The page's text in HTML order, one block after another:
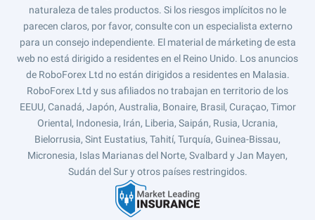
naturaleza de tales productos. Si los riesgos implícitos no le
parecen claros, por favor, consulte con un especialista externo
para un consejo independiente. El material de márketing de esta
web no está dirigido a residentes en el Reino Unido. Los anuncios
de RoboForex Ltd no están dirigidos a residentes en Malasia.
RoboForex Ltd y sus afiliados no trabajan en territorio de los
EEUU, Canadá, Japón, Australia, Bonaire, Brasil, Curaçao, Timor
Oriental, Indonesia, Irán, Liberia, Saipán, Rusia, Ucrania,
Bielorrusia, Sint Eustatius, Tahití, Turquía, Guinea-Bissau,
Micronesia, Islas Marianas del Norte, Svalbard y Jan Mayen,
Sudán del Sur y otros países restringidos.